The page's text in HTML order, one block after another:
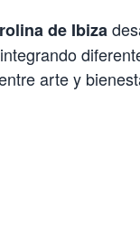
de Ibiza
arte y